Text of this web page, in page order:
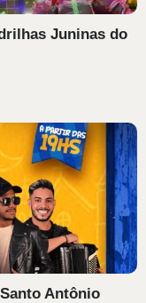
Juninas do
Antônio